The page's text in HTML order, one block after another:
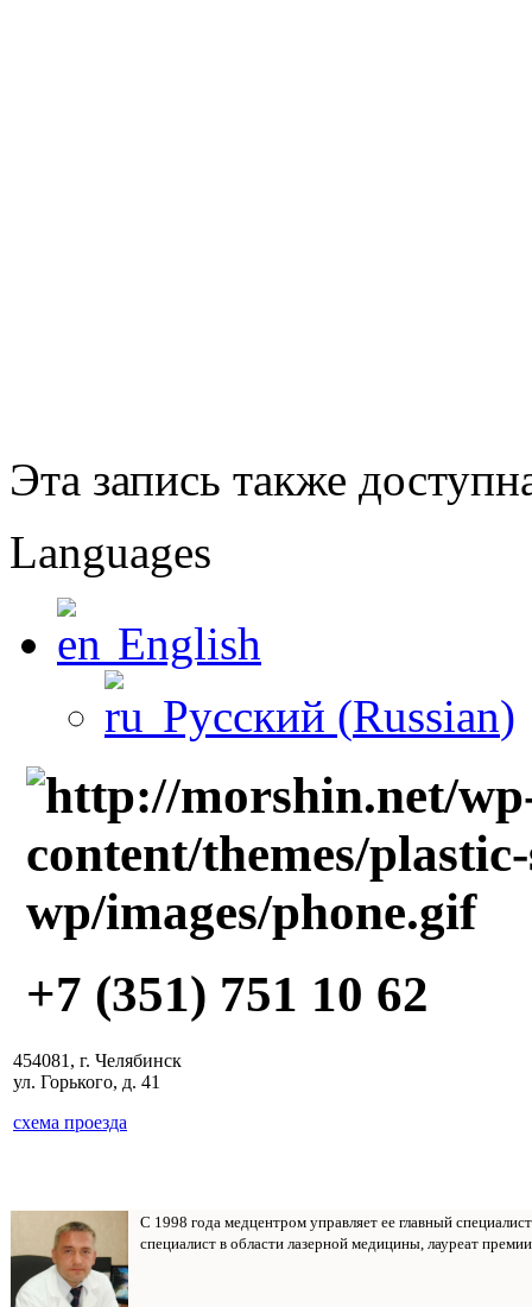
Эта запись также
Languages
English
Русский (Russian)
+7 (351) 751 10 62
454081, г. Челябинск
ул. Горького, д. 41
схема проезда
С 1998 года медцентром управляет ее главный
специалист в области лазерной медицины, лауреат